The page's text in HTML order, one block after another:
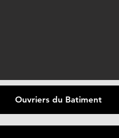
Ouvriers du Batiment